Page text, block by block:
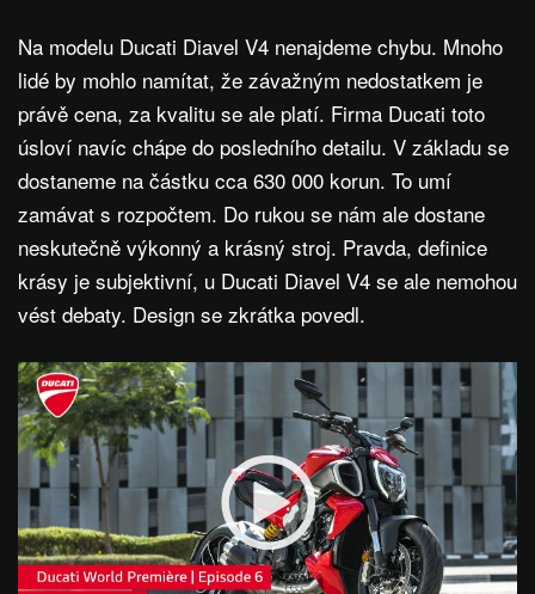
Na modelu Ducati Diavel V4 nenajdeme chybu. Mnoho
lidé by mohlo namítat, že závažným nedostatkem je
právě cena, za kvalitu se ale platí. Firma Ducati toto
úsloví navíc chápe do posledního detailu. V základu se
dostaneme na částku cca 630 000 korun. To umí
zamávat s rozpočtem. Do rukou se nám ale dostane
neskutečně výkonný a krásný stroj. Pravda, definice
krásy je subjektivní, u Ducati Diavel V4 se ale nemohou
vést debaty. Design se zkrátka povedl.